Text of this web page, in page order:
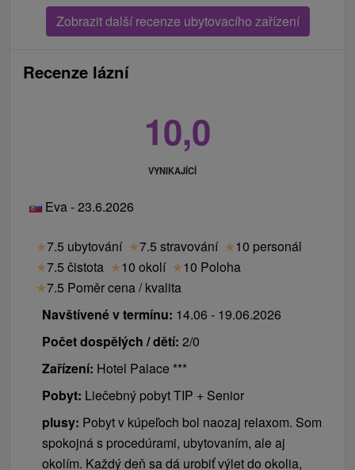
Zobrazit další recenze ubytovacího zařízení
Recenze lázní
10,0
VYNIKAJÍCÍ
Eva - 23.6.2026
★7.5 ubytování ★7.5 stravování ★10 personál
★7.5 čistota ★10 okolí ★10 Poloha
★7.5 Poměr cena / kvalita
Navštívené v termínu: 14.06 - 19.06.2026
Počet dospělých / dětí: 2/0
Zařízení: Hotel Palace ***
Pobyt: Liečebný pobyt TIP + Senior
plusy: Pobyt v kúpeľoch bol naozaj relaxom. Som
spokojná s procedúrami, ubytovaním, ale aj
okolím. Každý deň sa dá urobiť výlet do okolia,